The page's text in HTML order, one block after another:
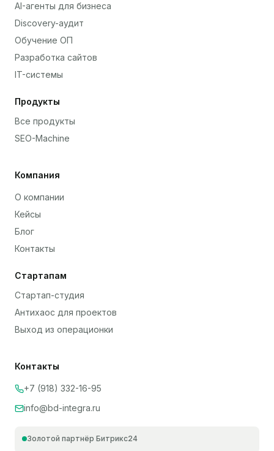
AI-агенты для бизнеса
Discovery-аудит
Обучение ОП
Разработка сайтов
IT-системы
Продукты
Все продукты
SEO-Machine
Компания
О компании
Кейсы
Блог
Контакты
Стартапам
Стартап-студия
Антихаос для проектов
Выход из операционки
Контакты
+7 (918) 332-16-95
info@bd-integra.ru
Золотой партнёр Битрикс24